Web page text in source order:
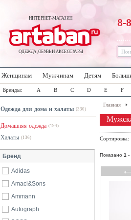
ИНТЕРНЕТ-МАГАЗИН
ОДЕЖДА, ОБУВЬ И АКСЕССУАРЫ
8-
Женщинам Мужчинам Детям
Бренды: A B C D E F
Одежда для дома и халаты (330)
Домашняя одежда (194)
Халаты (136)
Бренд
Adidas
Amaci&Sons
Ammann
Autograph
Главная
Сортировка:
Показано 1 -